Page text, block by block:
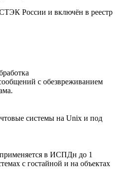
России и включён в реестр
с обезвреживанием
системы на Unix и под
в ИСПДн до 1
с гостайной и на объектах